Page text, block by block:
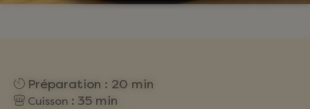
Préparation : 20 min
Cuisson : 35 min